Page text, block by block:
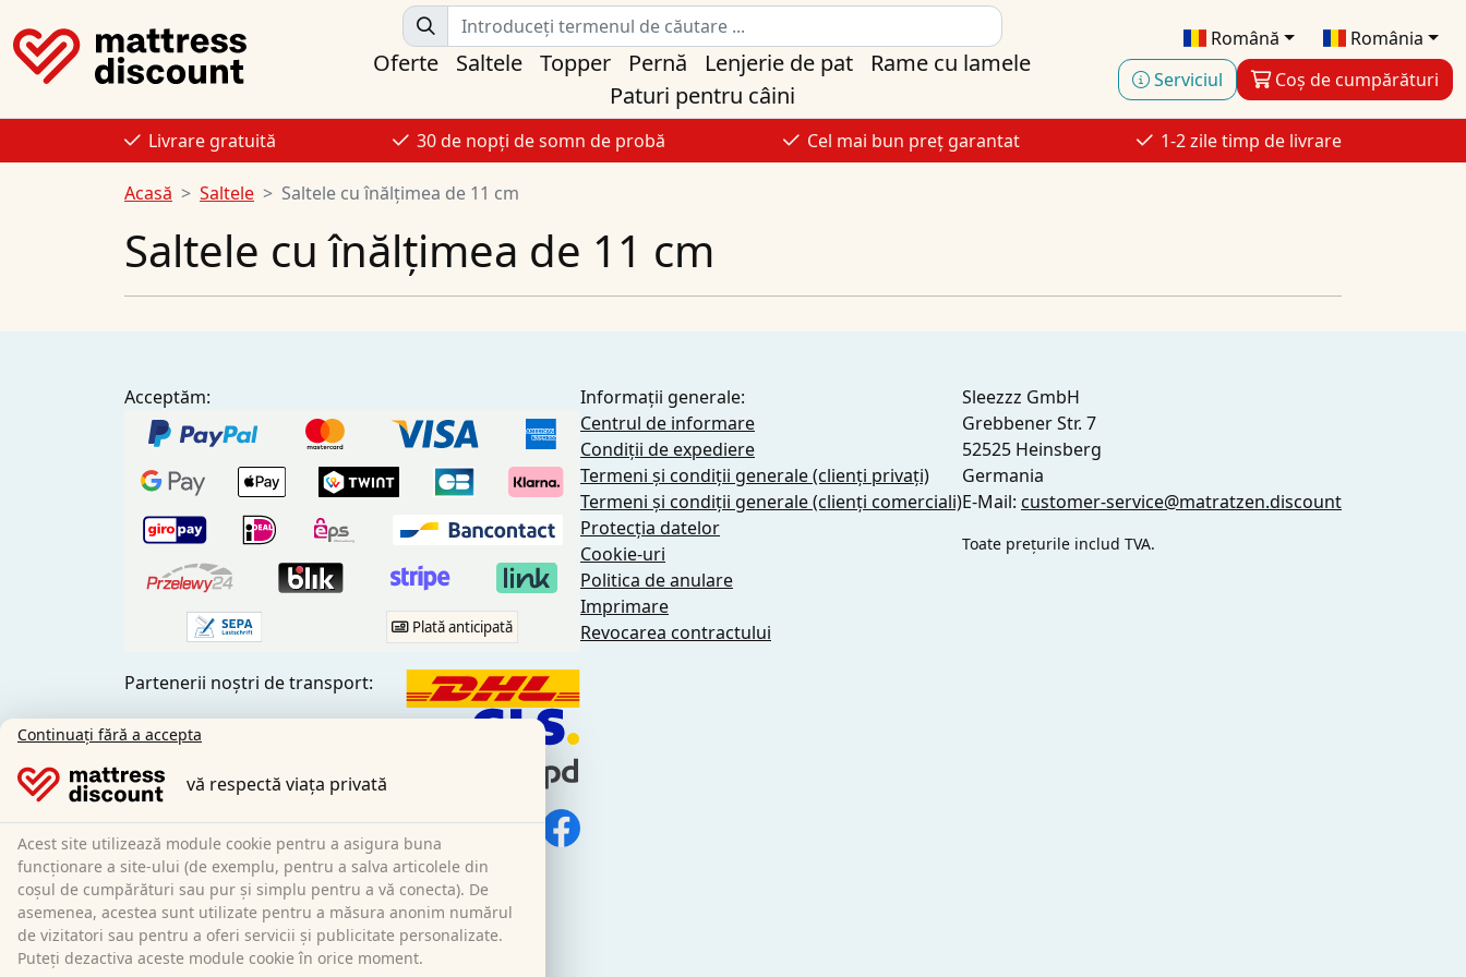
Română
România
Serviciul
Coș de cumpărături
Oferte Saltele Topper Pernă Lenjerie de pat
Rame cu lamele
Paturi pentru câini
Livrare gratuită 30 de nopți de somn de probă Cel mai bun preț garantat 1-2 zile timp de livrare
Acasă Saltele Saltele cu înălțimea de 11 cm
Saltele cu înălțimea de 11 cm
Acceptăm:
Plată anticipată
Partenerii noștri de transport:
Social Media:
Informații generale:
Centrul de informare
Condiții de expediere
Termeni și condiții generale (clienți privați)
Termeni și condiții generale (clienți comerciali)
Protecția datelor
Cookie-uri
Politica de anulare
Imprimare
Revocarea contractului
Sleezzz GmbH
Grebbener Str. 7
52525 Heinsberg
Germania
E-Mail: customer-service@matratzen.discount
Toate prețurile includ TVA.
Continuați fără a accepta
vă respectă viața privată
Acest site utilizează module cookie pentru a asigura buna
funcționare a site-ului (de exemplu, pentru a salva articolele din
coșul de cumpărături sau pur și simplu pentru a vă conecta). De
asemenea, acestea sunt utilizate pentru a măsura anonim numărul
de vizitatori sau pentru a oferi servicii și publicitate personalizate.
Puteți dezactiva aceste module cookie în orice moment.